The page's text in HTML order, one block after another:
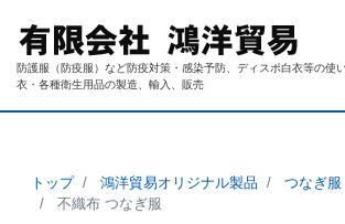
防護服（防疫服）など防疫対策・感染予防、ディスポ白衣等の使
衣・各種衛生用品の製造、輸入、販売
トップ 鴻洋貿易オリジナル製品
つなぎ服
不織布 つなぎ服